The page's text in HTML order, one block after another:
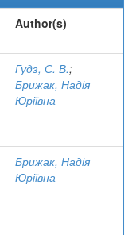
Author(s)
Гудз, С. В.;
Брижак, Надія
Юріївна
Брижак, Надія
Юріївна